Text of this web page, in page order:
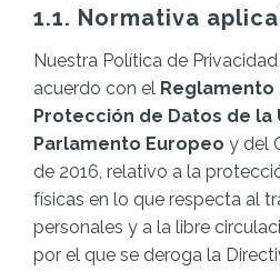
1.1. Normativa
Nuestra Política de
acuerdo con el Reglamento
Protección de Datos de la
Parlamento Europeo y del
de 2016, relativo a la
físicas en lo que respecta al
personales y a la libre
por el que se deroga la